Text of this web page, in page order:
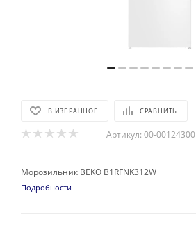
В ИЗБРАННОЕ СРАВНИТЬ
Артикул: 00-00124300
Морозильник BEKO B1RFNK312W
Подробности